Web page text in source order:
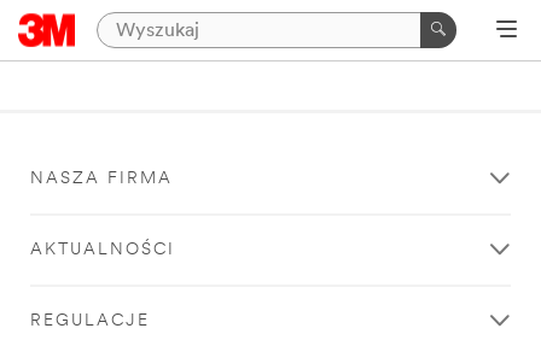
NASZA FIRMA
AKTUALNOŚCI
REGULACJE